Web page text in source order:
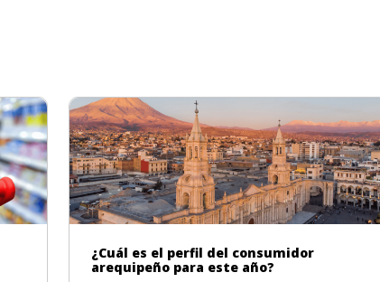
¿Cuál es el perfil del consumidor
arequipeño para este año?